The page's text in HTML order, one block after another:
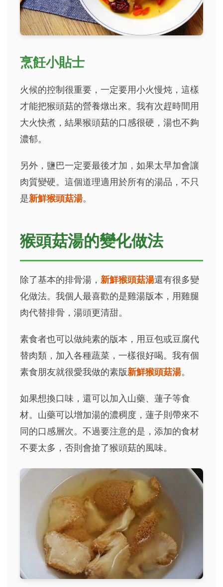
烹飪小貼士
火候的控制很重要，一定要用小火慢炖，這樣
才能把猴頭菇的營養燉出來。我有次趕時間用
大火快煮，結果猴頭菇的口感很硬，湯也不夠
濃郁。
另外，鹽巴一定要最後才加，如果太早加會讓
肉質變硬。這個道理適用於所有的湯品，不只
是新鮮猴頭菇湯。
猴頭菇湯的變化做法
除了基本的排骨湯， 新鮮猴頭菇湯還有很多變
化做法。我個人最喜歡的是雞湯版本，用雞腿
肉代替排骨，湯頭更清甜。
素食者也可以做純素的版本，用豆包或豆腐代
替肉類，加入各種蔬菜，一樣很好喝。我有個
素食朋友就很愛我做的素版新鮮猴頭菇湯。
如果想換口味，還可以加入山藥、蓮子等食
材。山藥可以增加湯的濃稠度，蓮子則帶來不
同的口感層次。不過要注意的是，添加的食材
不要太多，否則會搶了猴頭菇的風味。